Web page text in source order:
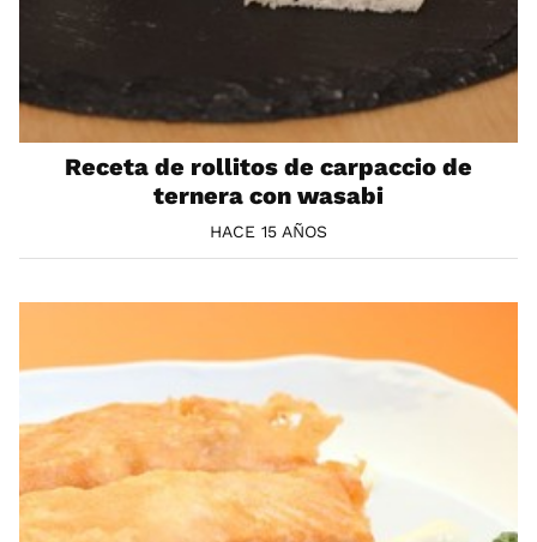
Receta de rollitos de carpaccio de
ternera con wasabi
HACE 15 AÑOS